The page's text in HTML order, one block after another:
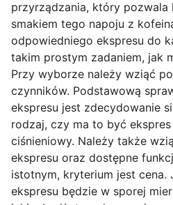
przyrządzania, który
smakiem tego napoju z
odpowiedniego ekspresu do
takim prostym zadaniem, jak
Przy wyborze należy wziąć
czynników. Podstawową
ekspresu jest zdecydowanie
rodzaj, czy ma to być
ciśnieniowy. Należy także
ekspresu oraz dostępne
istotnym, kryterium jest cena.
ekspresu będzie w sporej